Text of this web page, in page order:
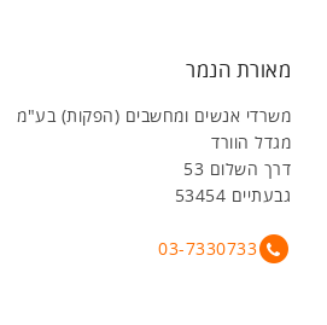
מאורת הנמר
משרדי אנשים ומחשבים (הפקות) בע"מ
מגדל הוורד
דרך השלום 53
גבעתיים 53454
03-7330733